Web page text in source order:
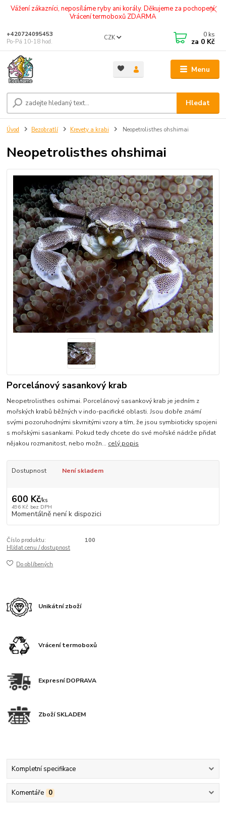
Vážení zákazníci, neposíláme ryby ani korály. Děkujeme za pochopení.
Vrácení termoboxů ZDARMA
Menu
CZK
Hledat
+420724095453
Po-Pá 10-18 hod.
0 ks
za 0 Kč
Úvod Bezobratlí Krevety a krabi Neopetrolisthes ohshimai
Neopetrolisthes ohshimai
Porcelánový sasankový krab
Neopetrolisthes oshimai. Porcelánový sasankový krab je jedním z
mořských krabů běžných v indo-pacifické oblasti. Jsou dobře známí
svými pozoruhodnými skvrnitými vzory a tím, že jsou symbioticky spojeni
s mořskými sasankami. Pokud tedy chcete do své mořské nádrže přidat
nějakou rozmanitost, nebo možn... celý popis
Dostupnost Není skladem
600 Kč/ks
496 Kč bez DPH
Momentálně není k dispozici
Číslo produktu:
100
Hlídat cenu / dostupnost
Do oblíbených
Unikátní zboží
Vrácení termoboxů
Expresní DOPRAVA
Zboží SKLADEM
Kompletní specifikace
Komentáře 0